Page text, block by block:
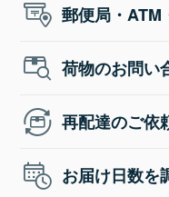
郵便局・ATM
荷物のお問い
再配達のご依
お届け日数を